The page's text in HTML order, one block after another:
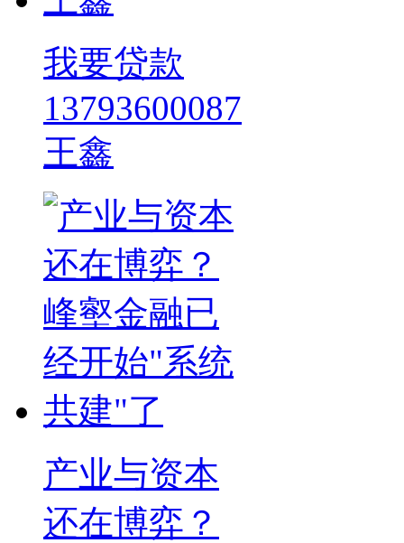
我要贷款
13793600087
王鑫
产业与资本
还在博弈？